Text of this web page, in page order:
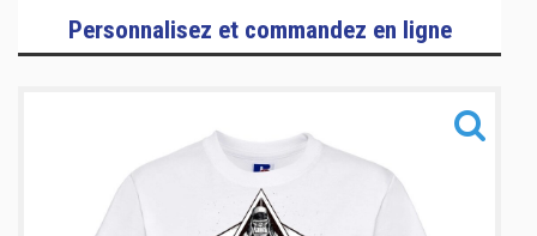
Homme
Equipements
Informations
Personnalisez et commandez en ligne